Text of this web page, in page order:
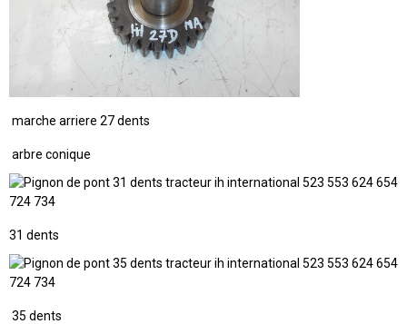
marche arriere 27 dents
arbre conique
31 dents
35 dents